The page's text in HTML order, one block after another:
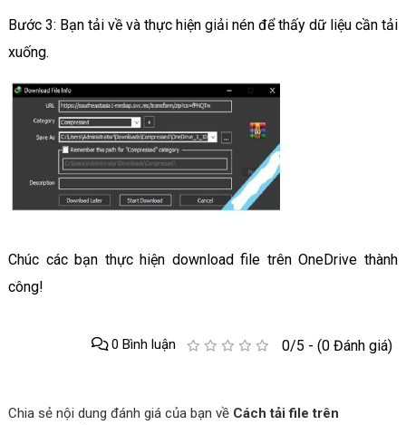
Bước 3: Bạn tải về và thực hiện giải nén để thấy dữ liệu cần tải
xuống.
Chúc các bạn thực hiện download file trên OneDrive thành
công!
0/5 - (0 Đánh giá)
0 Bình luận
Chia sẻ nội dung đánh giá của bạn về Cách tải file trên